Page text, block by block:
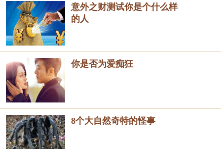
意外之财测试你是个什么样
的人
你是否为爱痴狂
8个大自然奇特的怪事